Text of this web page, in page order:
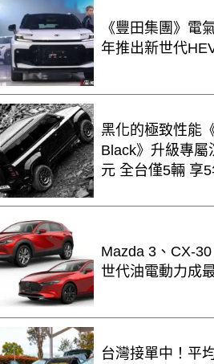
《豐田集團》電
年推出新世代
黑化的極致性能
Black》升級專屬
元 全台僅5輛 享
Mazda 3、CX-
世代油電動力成
台灣接單中！平